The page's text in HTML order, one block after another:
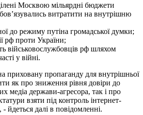
Москвою мільярдні бюджети
витратити на внутрішню
до режиму путіна громадської думки;
рф проти України;
військовослужбовців рф шляхом
у війні.
приховану пропаганду для внутрішньої
як про зниження рівня довіри до
медіа держави-агресора, так і про
взяти під контроль інтернет-
йдеться далі в повідомленні.